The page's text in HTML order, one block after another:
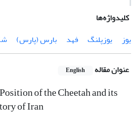
کلیدواژه‌ها
یوز
یوزپلنگ فهد بارس (پارس)
عنوان مقاله English
of the Cheetah and its
of Iran